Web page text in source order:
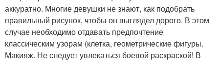
аккуратно. Многие девушки не знают, как подобрать
правильный рисунок, чтобы он выглядел дорого. В этом
случае необходимо отдавать предпочтение
классическим узорам (клетка, геометрические фигуры.
Макияж. Не следует увлекаться боевой раскраской! В